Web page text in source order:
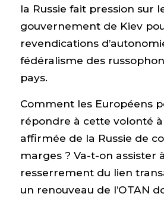
la Russie fait pression sur
gouvernement de Kiev
revendications
fédéralisme des
pays.
Comment les Européens
répondre à cette volonté
affirmée de la Russie de
marges ? Va-t-on assister
resserrement du lien
un renouveau de l’OTAN